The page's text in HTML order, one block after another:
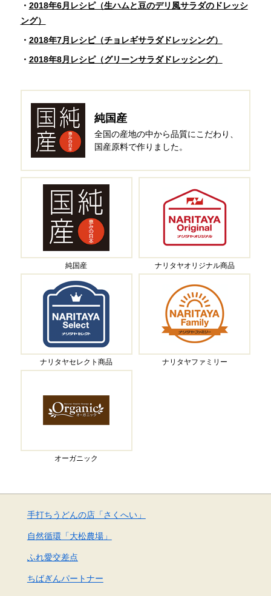
純国産
全国の産地の中から品質にこだわり、
国産原料で作りました。
純国産 ナリタヤオリジナル商品
ナリタヤセレクト商品 ナリタヤファミリー
オーガニック
2018年6月レシピ（生ハムと豆のデリ風サラダのドレッシ
ング）
2018年7月レシピ（チョレギサラダドレッシング）
2018年8月レシピ（グリーンサラダドレッシング）
手打ちうどんの店「さくへい」
自然循環「大松農場」
ふれ愛交差点
ちばぎんパートナー